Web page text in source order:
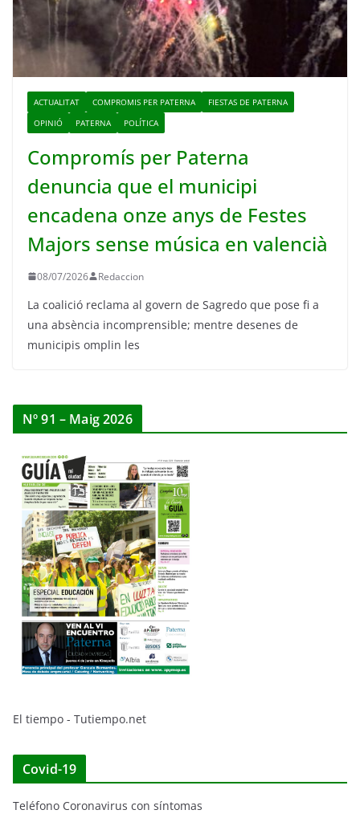
ACTUALITAT COMPROMIS PER PATERNA
FIESTAS DE PATERNA
OPINIÓ
PATERNA POLÍTICA
Compromís per Paterna
denuncia que el municipi
encadena onze anys de Festes
Majors sense música en valencià
08/07/2026 Redaccion
La coalició reclama al govern de Sagredo que pose fi a
una absència incomprensible; mentre desenes de
municipis omplin les
Nº 91 – Maig 2026
El tiempo - Tutiempo.net
Covid-19
Teléfono Coronavirus con síntomas